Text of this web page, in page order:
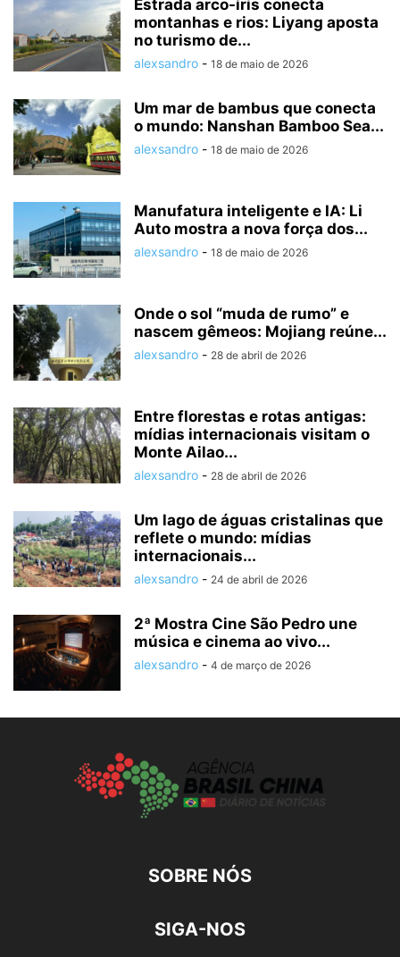
Estrada arco-íris conecta
montanhas e rios: Liyang aposta
no turismo de...
alexsandro - 18 de maio de 2026
Um mar de bambus que conecta
o mundo: Nanshan Bamboo Sea...
alexsandro - 18 de maio de 2026
Manufatura inteligente e IA: Li
Auto mostra a nova força dos...
alexsandro - 18 de maio de 2026
Onde o sol “muda de rumo” e
nascem gêmeos: Mojiang reúne...
alexsandro - 28 de abril de 2026
Entre florestas e rotas antigas:
mídias internacionais visitam o
Monte Ailao...
alexsandro - 28 de abril de 2026
Um lago de águas cristalinas que
reflete o mundo: mídias
internacionais...
alexsandro - 24 de abril de 2026
2ª Mostra Cine São Pedro une
música e cinema ao vivo...
alexsandro - 4 de março de 2026
SOBRE NÓS
SIGA-NOS